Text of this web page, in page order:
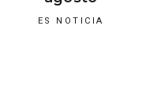
ES NOTICIA